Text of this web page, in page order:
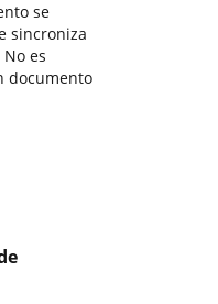
se
sincroniza
es
documento